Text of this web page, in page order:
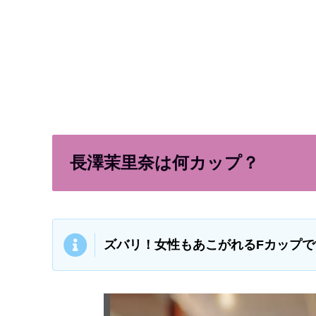
長澤茉里奈は何カップ？
ズバリ！女性もあこがれるFカップ